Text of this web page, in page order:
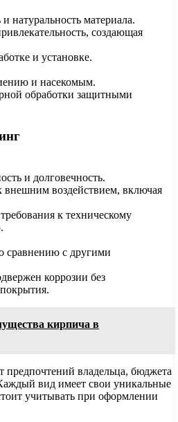
натуральность материала.
создающая
и установке.
и насекомым.
обработки защитными
и долговечность.
внешним воздействием, включая
к техническому
сравнению с другими
коррозии без
кирпича в
предпочтений владельца, бюджета
вид имеет свои уникальные
учитывать при оформлении